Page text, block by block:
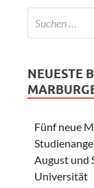
NEUESTE
Fünf neue
August und
Universität